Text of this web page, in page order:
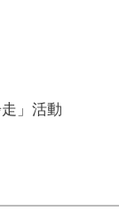
」活動